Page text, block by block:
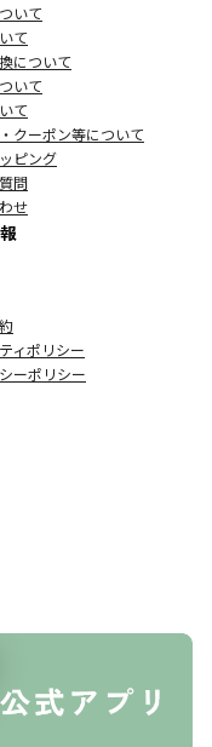
いて
て
について
いて
て
クーポン等について
ピング
問
せ
ィポリシー
ーポリシー